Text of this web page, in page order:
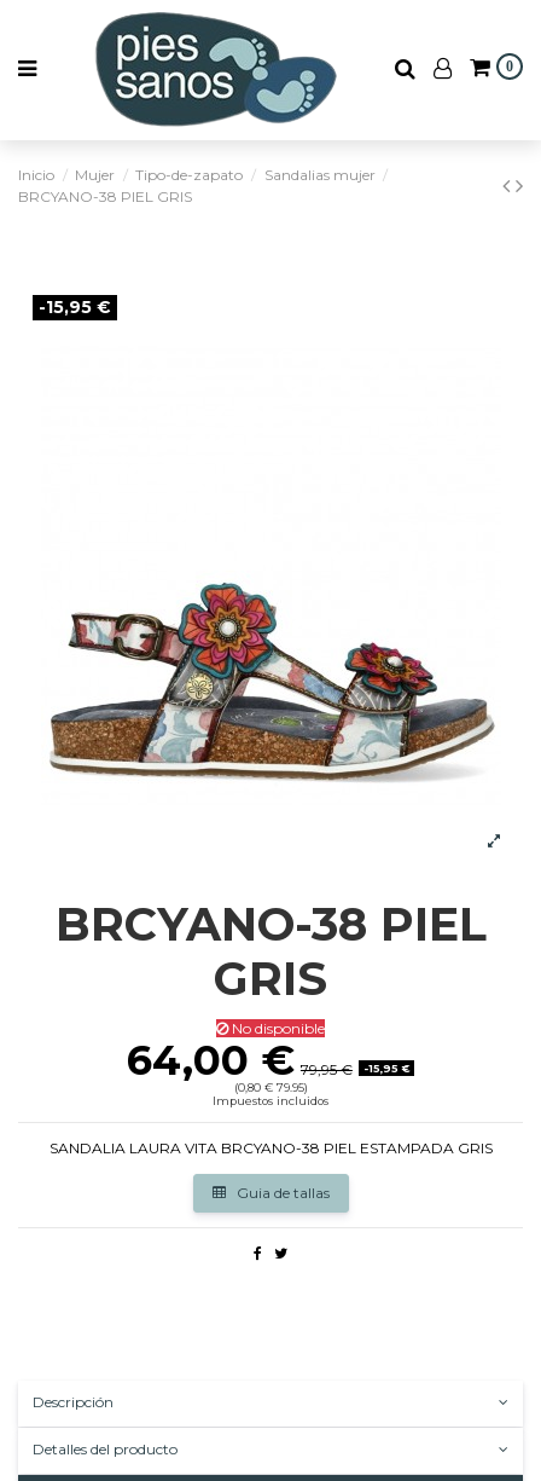
0
Inicio Mujer Tipo-de-zapato
Sandalias mujer
BRCYANO-38 PIEL GRIS
-15,95 €
BRCYANO-38 PIEL
GRIS
No disponible
64,00 € 79,95 €
-15,95 €
(0,80 € 79.95)
Impuestos incluidos
SANDALIA LAURA VITA BRCYANO-38 PIEL ESTAMPADA GRIS
Guia de tallas
Descripción
Detalles del producto